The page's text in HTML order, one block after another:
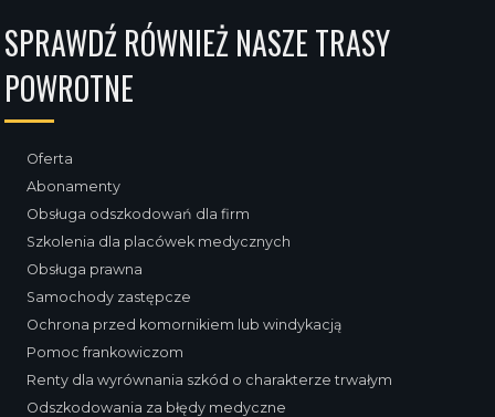
SPRAWDŹ RÓWNIEŻ NASZE TRASY
POWROTNE
Oferta
Abonamenty
Obsługa odszkodowań dla firm
Szkolenia dla placówek medycznych
Obsługa prawna
Samochody zastępcze
Ochrona przed komornikiem lub windykacją
Pomoc frankowiczom
Renty dla wyrównania szkód o charakterze trwałym
Odszkodowania za błędy medyczne